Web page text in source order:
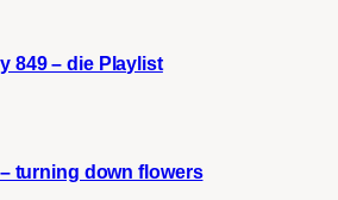
849 – die Playlist
turning down flowers